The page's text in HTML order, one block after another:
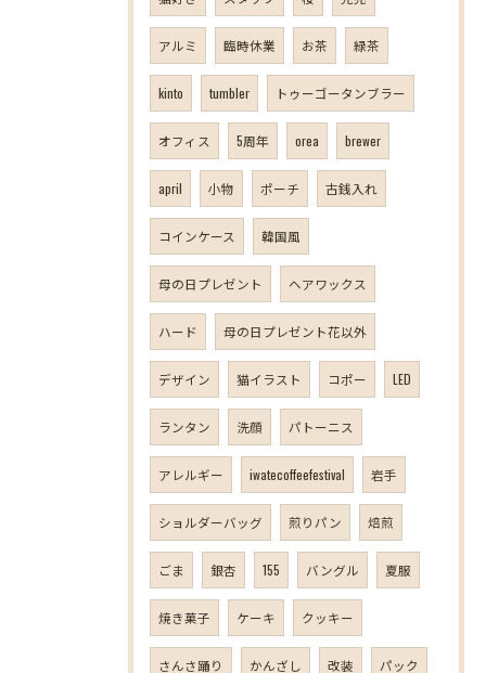
アルミ 臨時休業 お茶 緑茶
kinto tumbler トゥーゴータンブラー
オフィス 5周年 orea brewer
april 小物 ポーチ 古銭入れ
コインケース 韓国風
母の日プレゼント ヘアワックス
ハード 母の日プレゼント花以外
デザイン 猫イラスト コポー LED
ランタン 洗顔 パトーニス
アレルギー iwatecoffeefestival 岩手
ショルダーバッグ 煎りパン 焙煎
ごま 銀杏 155 バングル 夏服
焼き菓子 ケーキ クッキー
さんさ踊り かんざし 改装 パック